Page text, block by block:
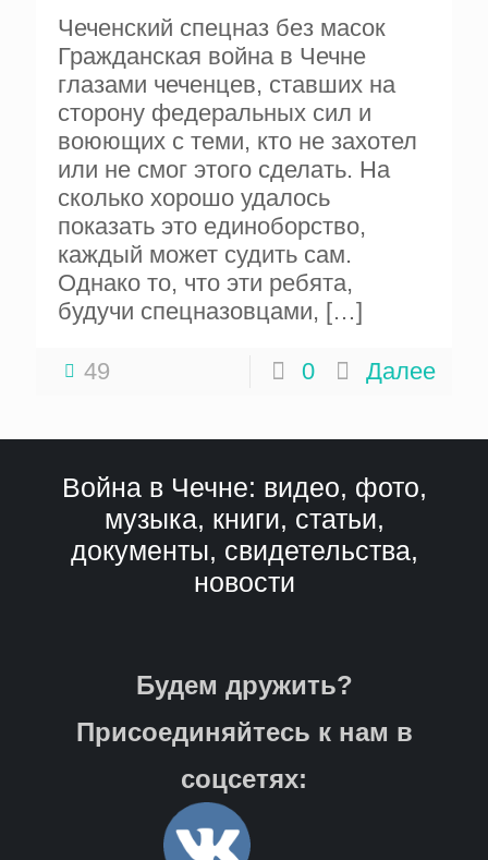
Чеченский спецназ без масок
Гражданская война в Чечне
глазами чеченцев, ставших на
сторону федеральных сил и
воюющих с теми, кто не захотел
или не смог этого сделать. На
сколько хорошо удалось
показать это единоборство,
каждый может судить сам.
Однако то, что эти ребята,
будучи спецназовцами, […]
49 0 Далее
Война в Чечне: видео, фото,
музыка, книги, статьи,
документы, свидетельства,
новости
Будем дружить?
Присоединяйтесь к нам в
соцсетях: